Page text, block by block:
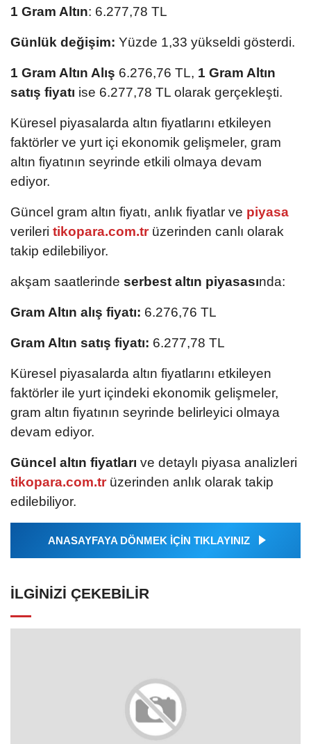
1 Gram Altın: 6.277,78 TL
Günlük değişim: Yüzde 1,33 yükseldi gösterdi.
1 Gram Altın Alış 6.276,76 TL, 1 Gram Altın
satış fiyatı ise 6.277,78 TL olarak gerçekleşti.
Küresel piyasalarda altın fiyatlarını etkileyen
faktörler ve yurt içi ekonomik gelişmeler, gram
altın fiyatının seyrinde etkili olmaya devam
ediyor.
Güncel gram altın fiyatı, anlık fiyatlar ve piyasa
verileri tikopara.com.trüzerinden canlı olarak
takip edilebiliyor.
akşam saatlerinde serbest altın piyasasında:
Gram Altın alış fiyatı: 6.276,76 TL
Gram Altın satış fiyatı: 6.277,78 TL
Küresel piyasalarda altın fiyatlarını etkileyen
faktörler ile yurt içindeki ekonomik gelişmeler,
gram altın fiyatının seyrinde belirleyici olmaya
devam ediyor.
Güncel altın fiyatları ve detaylı piyasa analizleri
tikopara.com.trüzerinden anlık olarak takip
edilebiliyor.
ANASAYFAYA DÖNMEK İÇİN TIKLAYINIZ
İLGINIZI ÇEKEBILIR